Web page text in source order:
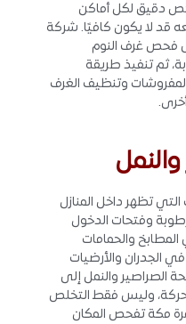
دقيق لكل أماكن
قد لا يكون كافيًا. شركة
فحص غرف النوم
ثم تنفيذ طريقة
وتنظيف الغرف
تظهر داخل المنازل
وفتحات الدخول
المطابخ والحمامات
الجدران والأرضيات
الصراصير والنمل إلى
وليس فقط التخلص
مكة تفحص المكان